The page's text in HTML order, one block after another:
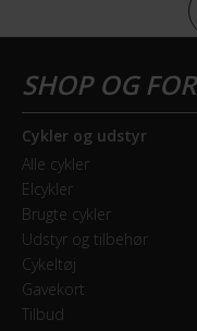
Alle Batavus-cykler
lakkeri i Holland.
fra cyklens
opstå rustdannelse
uheldig at vælte på
kan du altid gennem
samme farve som
bliver minimeret.
BATTERI
Batteri beskrivelse
BOSCH Li-ION
Batteriplacering
På bagagebærer
Energiindhold (Wh)
396 Wh
Cykler og udstyr
Alle cykler
Elcykler
Brugte cykler
Udstyr og tilbehør
Cykeltøj
Gavekort
Tilbud